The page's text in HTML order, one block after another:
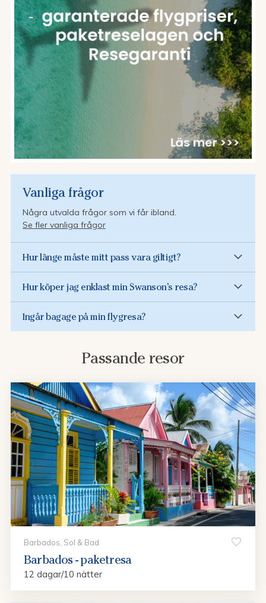
Vanliga frågor
Några utvalda frågor som vi får ibland.
Se fler vanliga frågor
Hur länge måste mitt pass vara giltigt?
Hur köper jag enklast min Swanson’s resa?
Ingår bagage på min flygresa?
Passande resor
Barbados, Sol & Bad
Barbados - paketresa
12 dagar/10 nätter